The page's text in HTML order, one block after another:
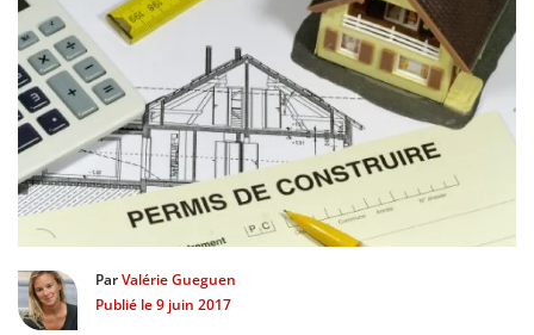
ParValérie Gueguen
Publié le9 juin 2017